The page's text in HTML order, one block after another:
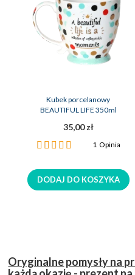
Kubek porcelanowy
BEAUTIFUL LIFE 350ml
35,00 zł
Ocena:
1 Opinia
DODAJ DO KOSZYKA
Oryginalnepomysły na